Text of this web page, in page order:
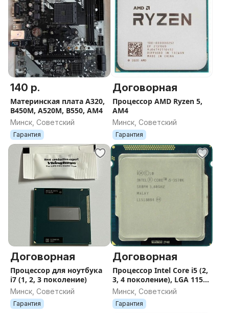
140 р.
Материнская плата A320,
B450M, A520M, B550, AM4
Минск, Советский
Гарантия
Договорная
Процессор AMD Ryzen 5,
AM4
Минск, Советский
Гарантия
Договорная
Процессор для ноутбука
i7 (1, 2, 3 поколение)
Минск, Советский
Гарантия
Договорная
Процессор Intel Core i5 (2,
3, 4 поколение), LGA 1155,
1150
Минск, Советский
Гарантия